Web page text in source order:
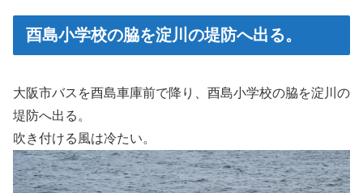
酉島小学校の脇を淀川の堤防へ出る。
大阪市バスを酉島車庫前で降り、酉島小学校の脇を淀川の
堤防へ出る。
吹き付ける風は冷たい。